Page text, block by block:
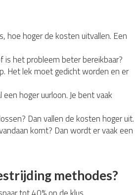
hoe hoger de kosten uitvallen. Een
het probleem beter bereikbaar?
Het lek moet gedicht worden en er
hoger uurloon. Je bent vaak
Dan vallen de kosten hoger uit.
komt? Dan wordt er vaak een
methodes?